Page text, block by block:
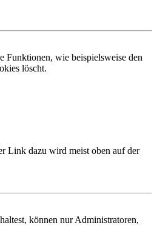
Funktionen, wie beispielsweise den
löscht.
Link dazu wird meist oben auf der
können nur Administratoren,